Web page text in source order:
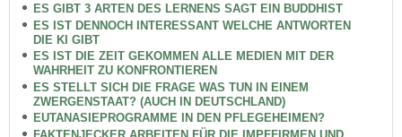
ES GIBT 3 ARTEN DES LERNENS SAGT EIN BUDDHIST
ES IST DENNOCH INTERESSANT WELCHE ANTWORTEN
DIE KI GIBT
ES IST DIE ZEIT GEKOMMEN ALLE MEDIEN MIT DER
WAHRHEIT ZU KONFRONTIEREN
ES STELLT SICH DIE FRAGE WAS TUN IN EINEM
ZWERGENSTAAT? (AUCH IN DEUTSCHLAND)
EUTANASIEPROGRAMME IN DEN PFLEGEHEIMEN?